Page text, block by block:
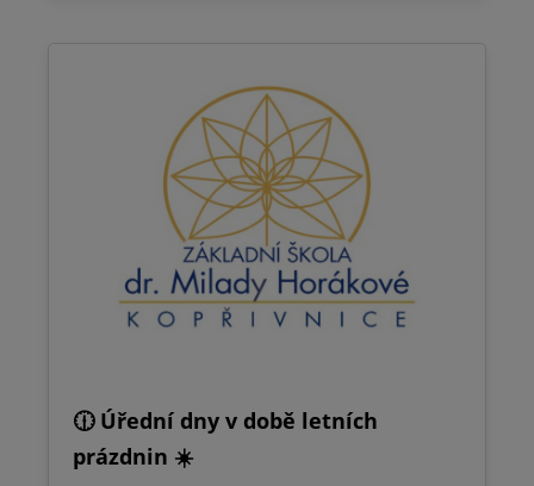
🕧 Úřední dny v době letních
prázdnin ☀️